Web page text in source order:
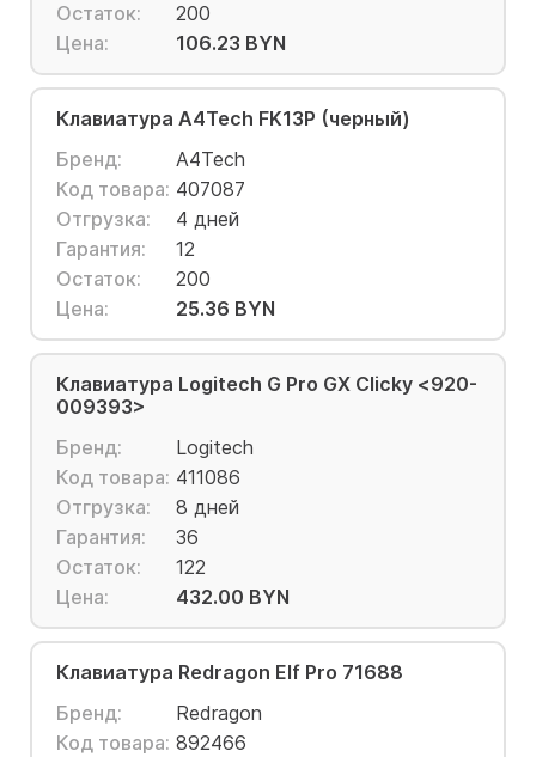
Остаток:
200
Цена:
106.23 BYN
Клавиатура A4Tech FK13P (черный)
Бренд:
A4Tech
Код товара: 407087
Отгрузка:
4 дней
Гарантия:
12
Остаток:
200
Цена:
25.36 BYN
Клавиатура Logitech G Pro GX Clicky <920-
009393>
Бренд:
Logitech
Код товара: 411086
Отгрузка:
8 дней
Гарантия:
36
Остаток:
122
Цена:
432.00 BYN
Клавиатура Redragon Elf Pro 71688
Бренд:
Redragon
Код товара: 892466